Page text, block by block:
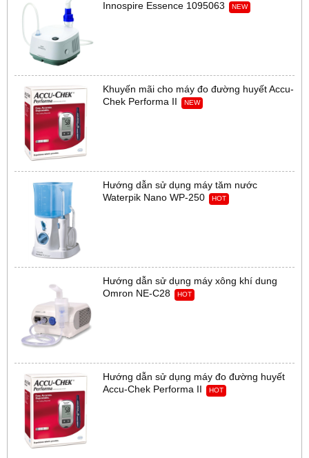
Innospire Essence 1095063
NEW
Khuyến mãi cho máy đo đường huyết Accu-
Chek Performa II
NEW
Hướng dẫn sử dụng máy tăm nước
Waterpik Nano WP-250
HOT
Hướng dẫn sử dụng máy xông khí dung
Omron NE-C28
HOT
Hướng dẫn sử dụng máy đo đường huyết
Accu-Chek Performa II
HOT